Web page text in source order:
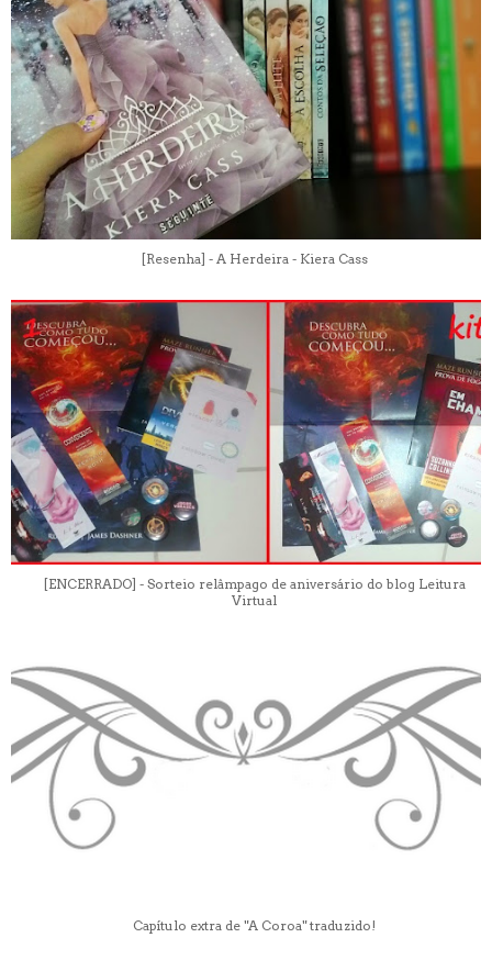
[Resenha] - A Herdeira - Kiera Cass
[ENCERRADO] - Sorteio relâmpago de aniversário do blog Leitura
Virtual
Capítulo extra de "A Coroa" traduzido!